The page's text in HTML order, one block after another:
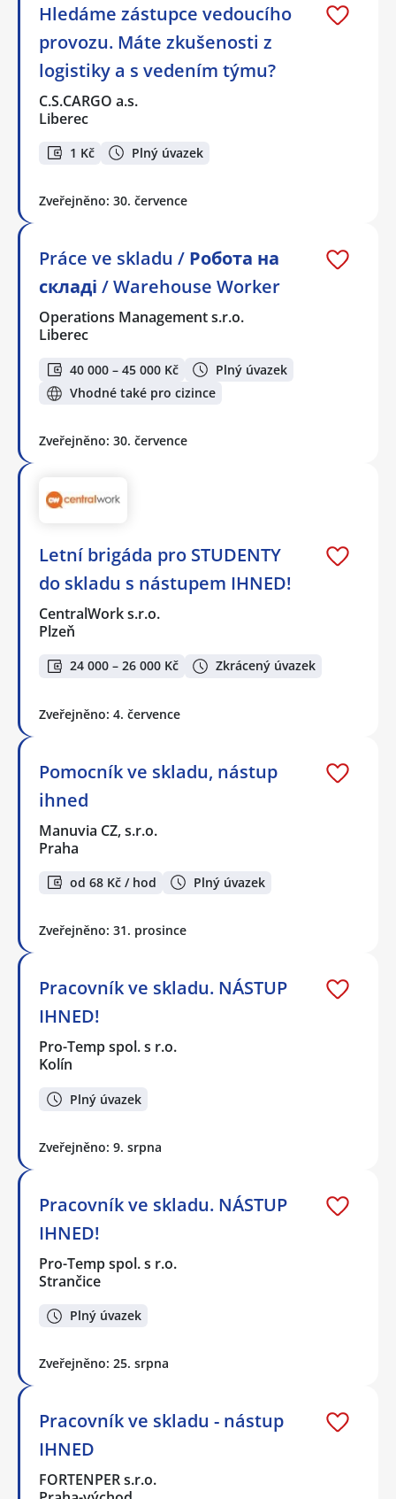
Hledáme zástupce vedoucího
provozu. Máte zkušenosti z
logistiky a s vedením týmu?
C.S.CARGO a.s.
Liberec
1 Kč Plný úvazek
Zveřejněno: 30. července
Práce ve skladu / Робота на
складі / Warehouse Worker
Operations Management s.r.o.
Liberec
40 000 – 45 000 Kč
Plný úvazek
Vhodné také pro cizince
Zveřejněno: 30. července
Letní brigáda pro STUDENTY
do skladu s nástupem IHNED!
CentralWork s.r.o.
Plzeň
24 000 – 26 000 Kč Zkrácený úvazek
Zveřejněno: 4. července
Pomocník ve skladu, nástup
ihned
Manuvia CZ, s.r.o.
Praha
od 68 Kč / hod Plný úvazek
Zveřejněno: 31. prosince
Pracovník ve skladu. NÁSTUP
IHNED!
Pro-Temp spol. s r.o.
Kolín
Plný úvazek
Zveřejněno: 9. srpna
Pracovník ve skladu. NÁSTUP
IHNED!
Pro-Temp spol. s r.o.
Strančice
Plný úvazek
Zveřejněno: 25. srpna
Pracovník ve skladu - nástup
IHNED
FORTENPER s.r.o.